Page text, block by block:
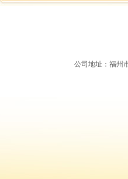
公司地址：福州